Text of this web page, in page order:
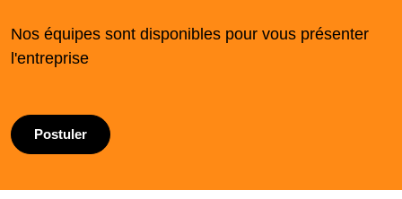
Nos équipes sont disponibles pour vous présenter
l'entreprise
Postuler